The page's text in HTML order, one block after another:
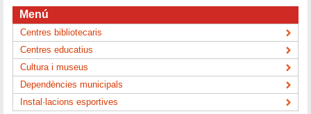
Menú
Centres bibliotecaris
Centres educatius
Cultura i museus
Dependències municipals
Instal·lacions esportives